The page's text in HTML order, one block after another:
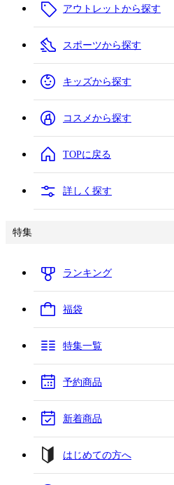
アウトレットから探す
スポーツから探す
キッズから探す
コスメから探す
TOPに戻る
詳しく探す
特集
ランキング
福袋
特集一覧
予約商品
新着商品
はじめての方へ